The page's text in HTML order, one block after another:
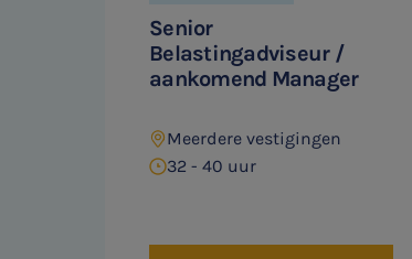
Senior
Belastingadviseur /
aankomend Manager
Meerdere vestigingen
32 - 40 uur